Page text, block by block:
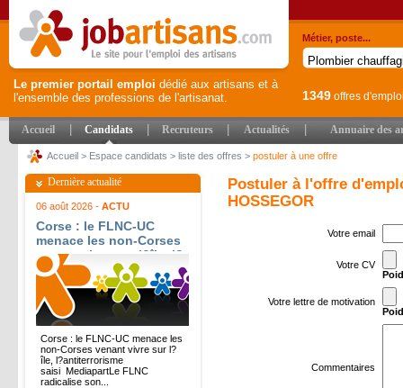
Le premier portail emploi dédié aux artisans et à
l'ensemble des professions de l'artisanat.
Métier, poste...
1349 offres
Accueil Candidats Recruteurs Actualités Annuaire des
Accueil > Espace candidats > liste des offres > postuler à une offre
Dernière actualité
06 août 2026 - ACTU
Corse : le FLNC-UC
menace les non-Corses
venant vivre sur l?île, l?
antiterrorisme saisi -
Mediapart
Corse : le FLNC-UC menace les
non-Corses venant vivre sur l?
île, l?antiterrorisme
saisi MediapartLe FLNC
radicalise son...
Postuler à l'offre
HOSSEGOR
Votre email
Votre CV
Votre lettre de motivation
Commentaires